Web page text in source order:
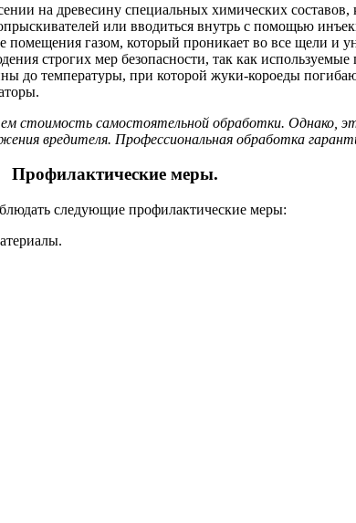
на древесину специальных химических
или вводиться внутрь с помощью
помещения газом, который проникает во все щели и
строгих мер безопасности, так как
до температуры, при которой жуки-короеды
стоимость самостоятельной обработки. Однако,
вредителя. Профессиональная обработка
Профилактические меры.
следующие профилактические меры: